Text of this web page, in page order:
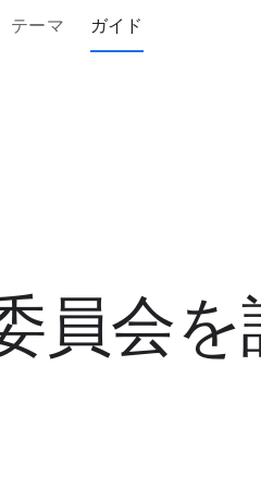
テーマ ガイド
員会